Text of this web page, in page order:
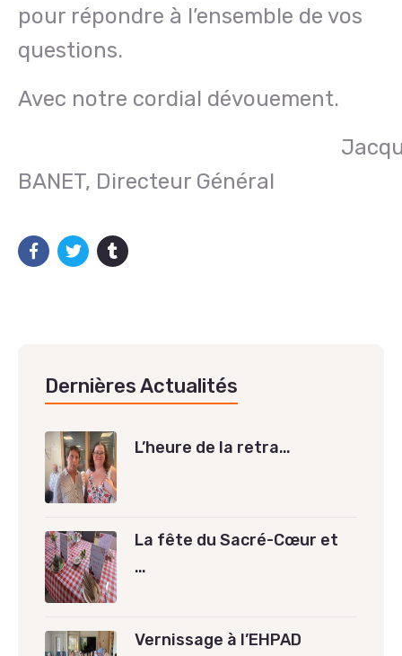
pour répondre à l’ensemble de vos
questions.
Avec notre cordial dévouement.
BANET, Directeur Général
Dernières Actualités
L’heure de la retra…
La fête du Sacré-Cœur et
…
Vernissage à l’EHPAD